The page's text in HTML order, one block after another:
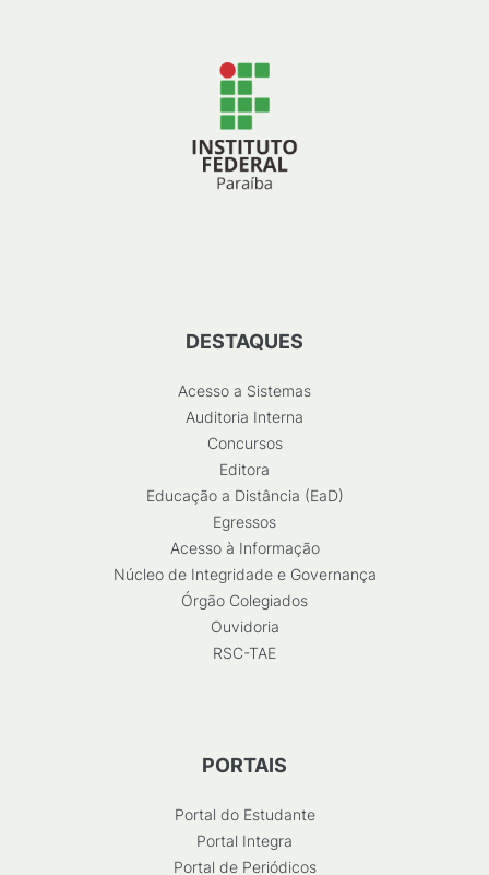
DESTAQUES
Acesso a Sistemas
Auditoria Interna
Concursos
Editora
Educação a Distância (EaD)
Egressos
Acesso à Informação
Núcleo de Integridade e Governança
Órgão Colegiados
Ouvidoria
RSC-TAE
PORTAIS
Portal do Estudante
Portal Integra
Portal de Periódicos